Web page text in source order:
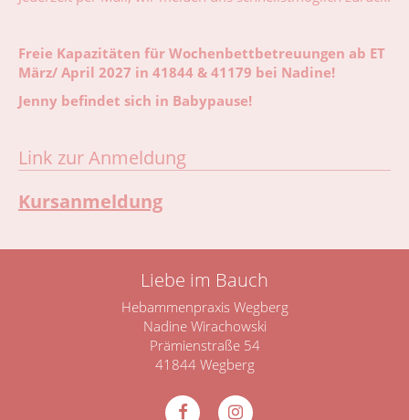
Freie Kapazitäten für Wochenbettbetreuungen ab ET
März/ April 2027 in 41844 & 41179 bei Nadine!
Jenny befindet sich in Babypause!
Link zur Anmeldung
Kursanmeldung
Liebe im Bauch
Hebammenpraxis Wegberg
Nadine Wirachowski
Prämienstraße 54
41844 Wegberg